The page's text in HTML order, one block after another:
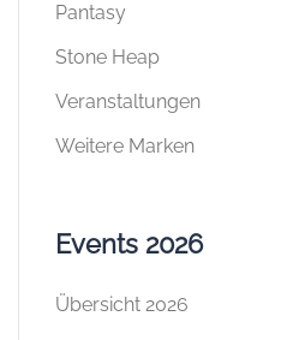
Pantasy
Stone Heap
Veranstaltungen
Weitere Marken
Events 2026
Übersicht 2026